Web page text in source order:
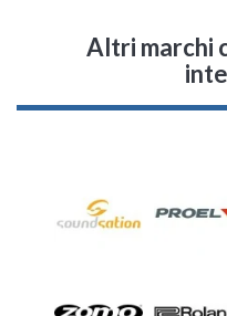
Altri marchi